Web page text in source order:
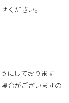
ください。
にしております
合がございますの